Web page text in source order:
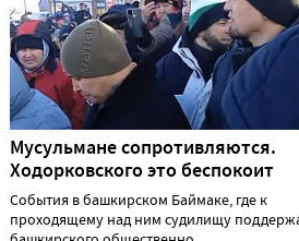
Мусульмане сопротивляются.
Ходорковского это беспокоит
События в башкирском Баймаке, где к
проходящему над ним судилищу